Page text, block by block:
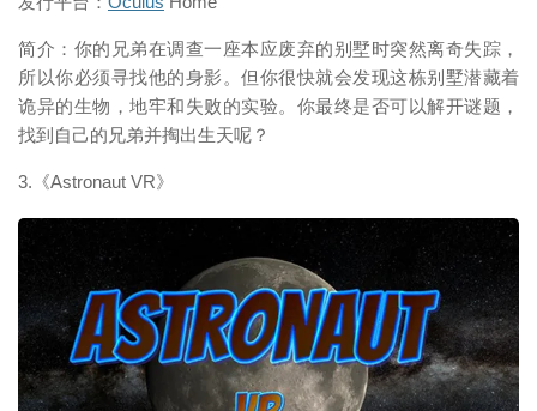
简介：你的兄弟在调查一座本应废弃的别墅时突然离奇失踪，
所以你必须寻找他的身影。但你很快就会发现这栋别墅潜藏着
诡异的生物，地牢和失败的实验。你最终是否可以解开谜题，
找到自己的兄弟并掏出生天呢？
3.《Astronaut VR》
映维网（nweon.com）